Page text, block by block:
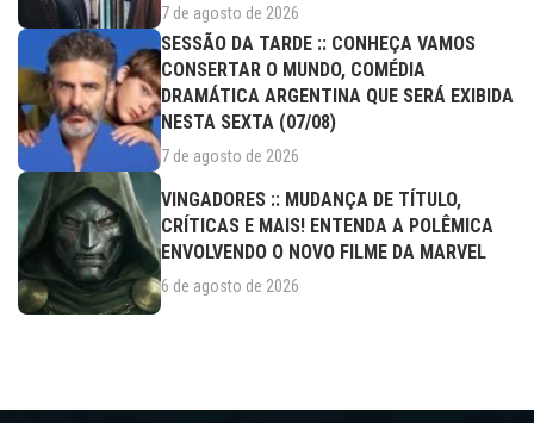
7 de agosto de 2026
SESSÃO DA TARDE :: CONHEÇA VAMOS
CONSERTAR O MUNDO, COMÉDIA
DRAMÁTICA ARGENTINA QUE SERÁ EXIBIDA
NESTA SEXTA (07/08)
7 de agosto de 2026
VINGADORES :: MUDANÇA DE TÍTULO,
CRÍTICAS E MAIS! ENTENDA A POLÊMICA
ENVOLVENDO O NOVO FILME DA MARVEL
6 de agosto de 2026